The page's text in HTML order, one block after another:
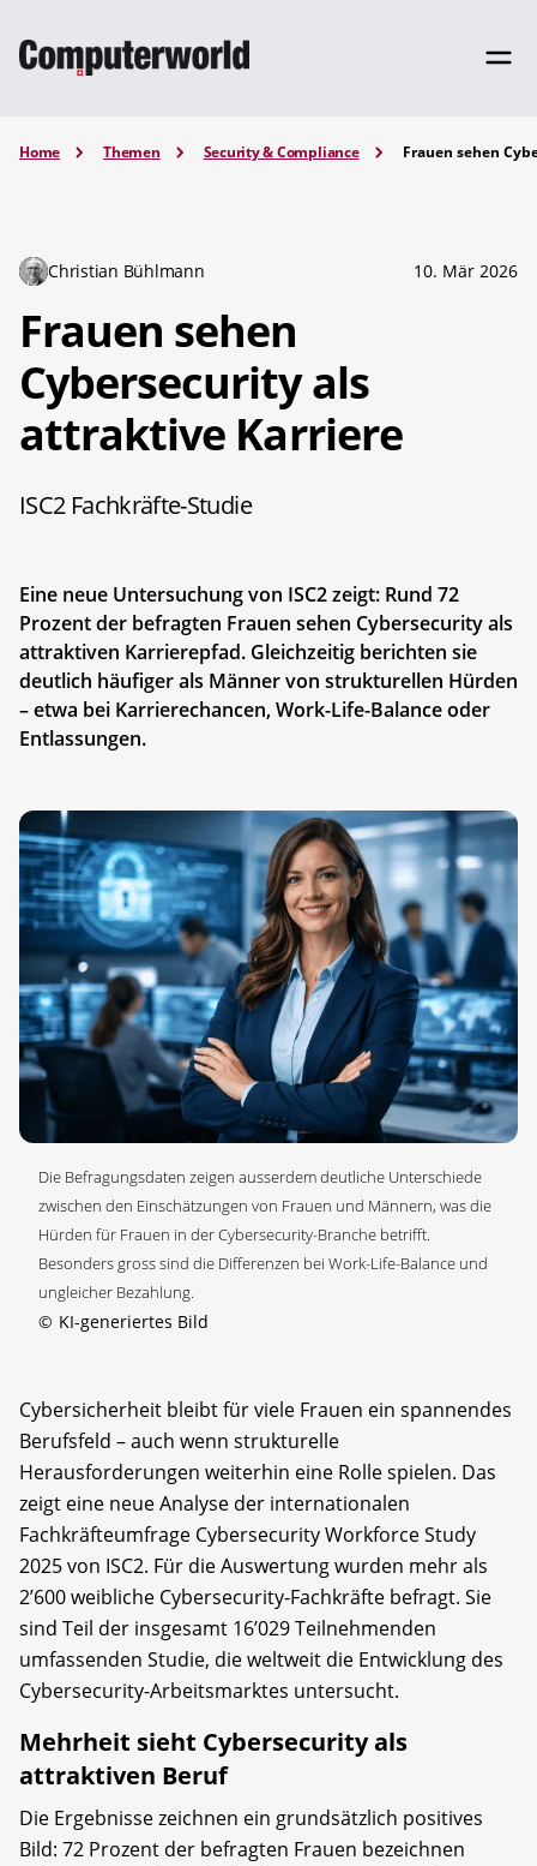
Home Themen Security & Compliance Frauen sehen
Christian Bühlmann 10. Mär 2026
Frauen sehen
Cybersecurity als
attraktive Karriere
ISC2 Fachkräfte-Studie
Eine neue Untersuchung von ISC2 zeigt: Rund 72
Prozent der befragten Frauen sehen Cybersecurity als
attraktiven Karrierepfad. Gleichzeitig berichten sie
deutlich häufiger als Männer von strukturellen Hürden
– etwa bei Karrierechancen, Work-Life-Balance oder
Entlassungen.
Die Befragungsdaten zeigen ausserdem deutliche Unterschiede
zwischen den Einschätzungen von Frauen und Männern, was die
Hürden für Frauen in der Cybersecurity-Branche betrifft.
Besonders gross sind die Differenzen bei Work-Life-Balance und
ungleicher Bezahlung.
© KI-generiertes Bild
Cybersicherheit bleibt für viele Frauen ein spannendes
Berufsfeld – auch wenn strukturelle
Herausforderungen weiterhin eine Rolle spielen. Das
zeigt eine neue Analyse der internationalen
Fachkräfteumfrage Cybersecurity Workforce Study
2025 von ISC2. Für die Auswertung wurden mehr als
2’600 weibliche Cybersecurity-Fachkräfte befragt. Sie
sind Teil der insgesamt 16’029 Teilnehmenden
umfassenden Studie, die weltweit die Entwicklung des
Cybersecurity-Arbeitsmarktes untersucht.
Mehrheit sieht Cybersecurity als
attraktiven Beruf
Die Ergebnisse zeichnen ein grundsätzlich positives
Bild: 72 Prozent der befragten Frauen bezeichnen